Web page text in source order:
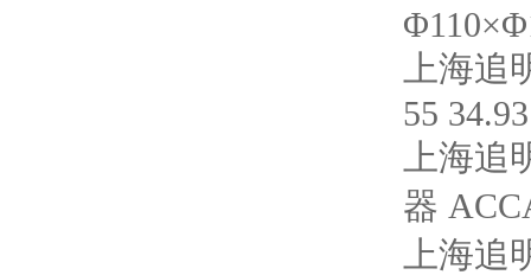
上海
55 34.93
上海
器
上海